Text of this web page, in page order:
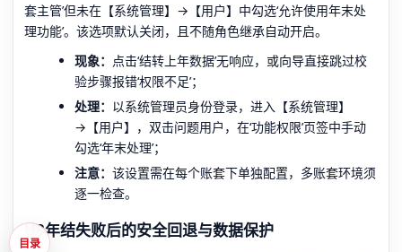
套主管’但未在【系统管理】→【用户】中勾选‘允许使用年末处
理功能’。该选项默认关闭，且不随角色继承自动开启。
现象： 点击‘结转上年数据’无响应，或向导直接跳过校
验步骤报错‘权限不足’；
处理： 以系统管理员身份登录，进入【系统管理】
→【用户】，双击问题用户，在‘功能权限’页签中手动
勾选‘年末处理’；
注意： 该设置需在每个账套下单独配置，多账套环境须
逐一检查。
U8年结失败后的安全回退与数据保护
目录